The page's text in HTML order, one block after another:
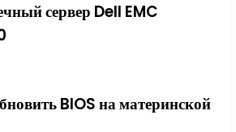
сервер Dell EMC
BIOS на материнской